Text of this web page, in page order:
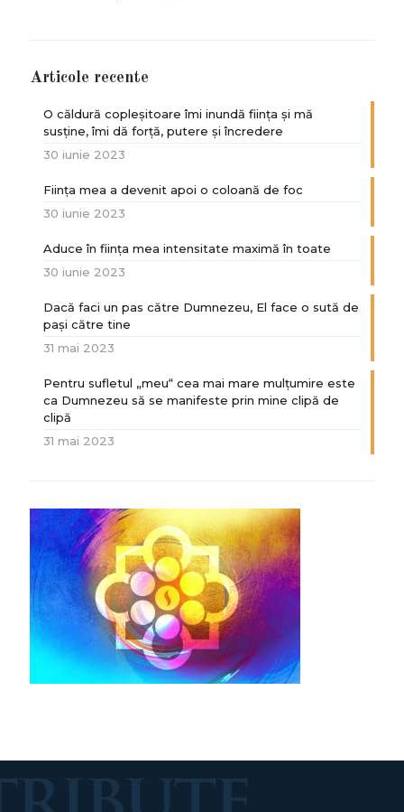
Articole recente
O căldură copleșitoare îmi inundă ființa și mă
susține, îmi dă forță, putere și încredere
30 iunie 2023
Ființa mea a devenit apoi o coloană de foc
30 iunie 2023
Aduce în ființa mea intensitate maximă în toate
30 iunie 2023
Dacă faci un pas către Dumnezeu, El face o sută de
paşi către tine
31 mai 2023
Pentru sufletul „meu“ cea mai mare mulțumire este
ca Dumnezeu să se manifeste prin mine clipă de
clipă
31 mai 2023